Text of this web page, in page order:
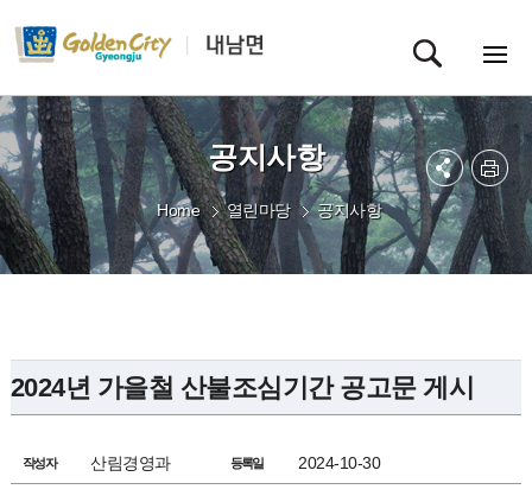
공지사항
Home 열린마당 공지사항
2024년 가을철 산불조심기간 공고문 게시
작성자 산림경영과 등록일 2024-10-30